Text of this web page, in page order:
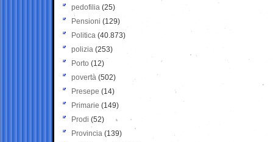
pedofilia (25)
Pensioni (129)
Politica (40.873)
polizia (253)
Porto (12)
povertà (502)
Presepe (14)
Primarie (149)
Prodi (52)
Provincia (139)